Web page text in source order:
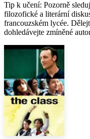
Tip k učení: Pozorně
filozofické a literární
francouzském lycée.
dohledávejte zmíněné